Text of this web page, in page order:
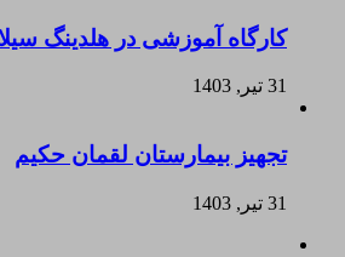
کارگاه آموزشی در هلدینگ
31 تیر, 1403
تجهیز بیمارستان لقمان حکیم
31 تیر, 1403